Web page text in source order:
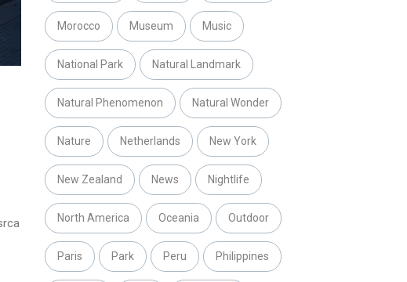
Morocco Museum Music
National Park Natural Landmark
Natural Phenomenon Natural Wonder
Nature Netherlands New York
New Zealand News Nightlife
North America Oceania Outdoor
Paris Park Peru Philippines